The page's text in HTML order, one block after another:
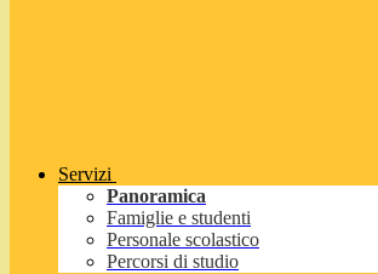
Servizi
Panoramica
Famiglie e studenti
Personale scolastico
Percorsi di studio